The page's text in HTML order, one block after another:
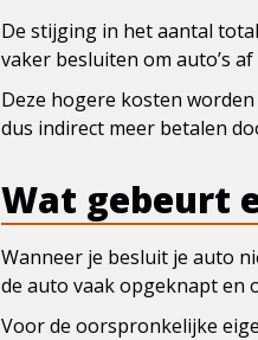
De stijging in het aantal
vaker besluiten om auto’s
Deze hogere kosten
dus indirect meer betalen
Wat gebeurt
Wanneer je besluit je auto
de auto vaak opgeknapt en
Voor de oorspronkelijke